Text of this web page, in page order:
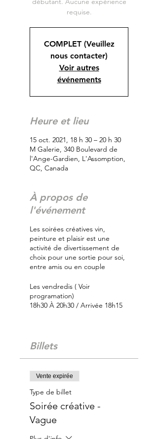
requise.
COMPLET (Veuillez
nous contacter)
Voir autres
événements
Heure et lieu
15 oct. 2021, 18 h 30 – 20 h 30
M Galerie, 340 Boulevard de
l'Ange-Gardien, L'Assomption,
QC, Canada
À propos de
l'événement
Les soirées créatives vin,
peinture et plaisir est une
activité de divertissement de
choix pour une sortie pour soi,
entre amis ou en couple
Les vendredis ( Voir
programation)
18h30 À 20h30 / Arrivée 18h15
en 2 heures.
de la Galerie pour une
ambiance digne du monde des
arts. Un artiste animera
l’activité et vous guidera dans
la réalisation de votre oeuvre
sous le thème proposé.
Billets
Vente expirée
Type de billet
Soirée créative -
Vague